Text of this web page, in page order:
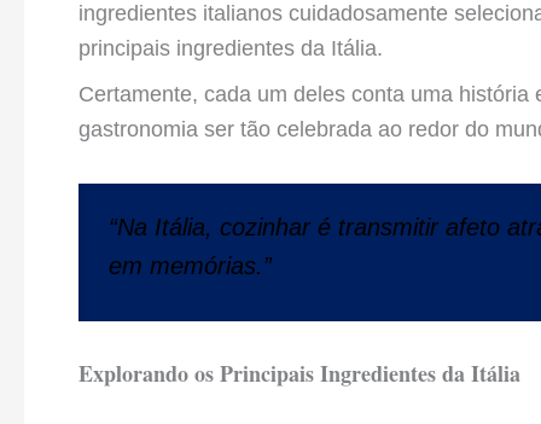
ingredientes italianos cuidadosamente
principais ingredientes da Itália.
Certamente, cada um deles conta uma
gastronomia ser tão celebrada ao redor do
“Na Itália, cozinhar é transmitir afeto
em memórias.”
Explorando os Principais Ingredientes da Itália